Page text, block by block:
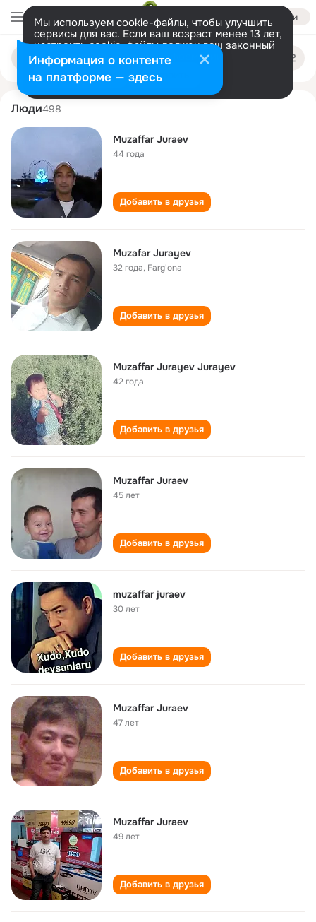
Войти
Мы используем cookie-файлы, чтобы улучшить
сервисы для вас. Если ваш возраст менее 13 лет,
настроить cookie-файлы должен ваш законный
представитель. Больше информации
Разрешить все Настроить
Поиск
людям
muzaffar juraev
Люди498
Muzaffar Juraev
44 года
Добавить в друзья
Muzafar Jurayev
32 года, Farg'ona
Добавить в друзья
Muzaffar Jurayev Jurayev
42 года
Добавить в друзья
Muzaffar Juraev
45 лет
Добавить в друзья
muzaffar juraev
30 лет
Добавить в друзья
Muzaffar Juraev
47 лет
Добавить в друзья
Muzaffar Juraev
49 лет
Добавить в друзья
Информация о контенте
на платформе — здесь